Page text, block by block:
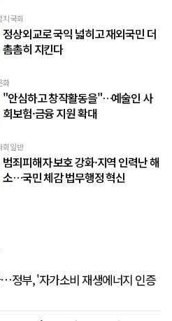
치국회
정상외교로 국익 넓히고 재외국민 더
촘촘히 지킨다
화
"안심하고 창작활동을"…예술인 사
회보험·금융 지원 확대
회일반
범죄피해자 보호 강화·지역 인력난 해
소…국민 체감 법무행정 혁신
정부, '자가소비 재생에너지 인증